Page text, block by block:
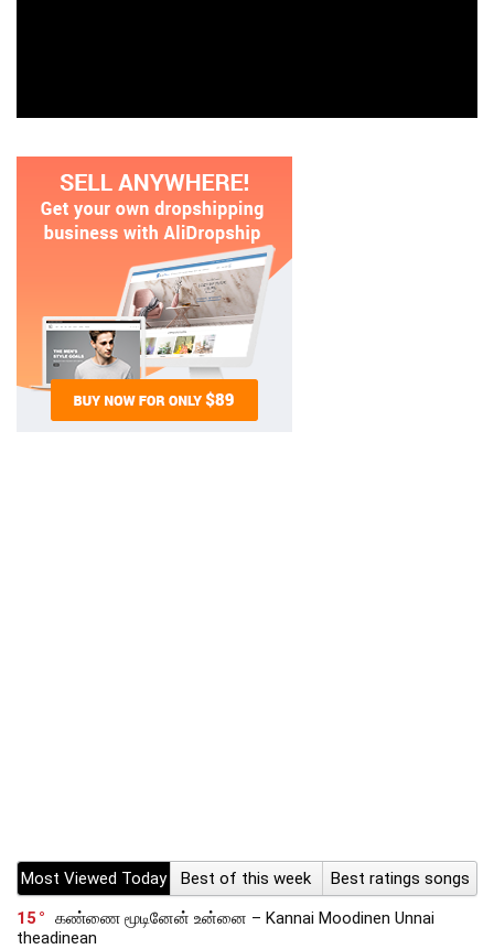
Most Viewed Today Best of this week
Best ratings songs
15
கண்ணை மூடினேன் உன்னை – Kannai Moodinen Unnai
theadinean